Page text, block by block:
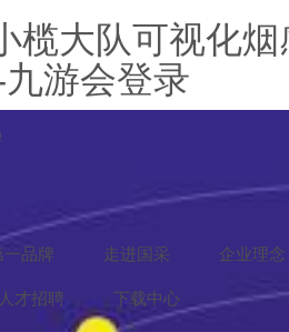
榄大队可视化
九游会登录
品牌 走进国采 企业理念
才招聘 下载中心